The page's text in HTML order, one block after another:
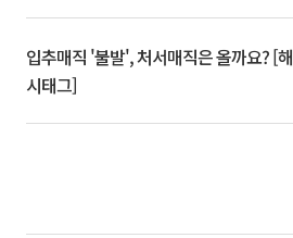
입추매직 '불발', 처서매직은 올까요? [해
시태그]